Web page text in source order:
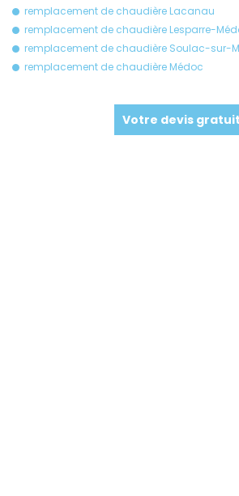
remplacement de chaudière Lacanau
remplacement de chaudière Lesparre-
remplacement de chaudière Soulac-sur-
remplacement de chaudière Médoc
Votre devis gratuit